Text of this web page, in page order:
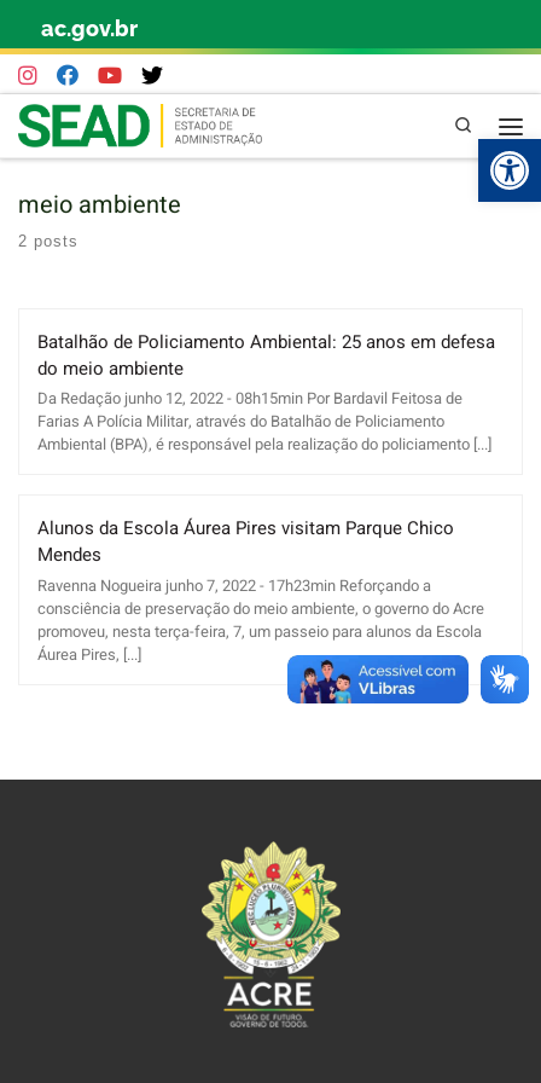
Skip to content
ac.gov.br
Pesquisa
meio ambiente
2 posts
Batalhão de Policiamento Ambiental: 25 anos em defesa
do meio ambiente
Da Redação junho 12, 2022 - 08h15min Por Bardavil Feitosa de
Farias A Polícia Militar, através do Batalhão de Policiamento
Ambiental (BPA), é responsável pela realização do policiamento [...]
Alunos da Escola Áurea Pires visitam Parque Chico
Mendes
Ravenna Nogueira junho 7, 2022 - 17h23min Reforçando a
consciência de preservação do meio ambiente, o governo do Acre
promoveu, nesta terça-feira, 7, um passeio para alunos da Escola
Áurea Pires, [...]